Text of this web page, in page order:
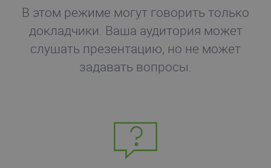
В этом режиме могут говорить только
докладчики. Ваша аудитория может
слушать презентацию, но не может
задавать вопросы.